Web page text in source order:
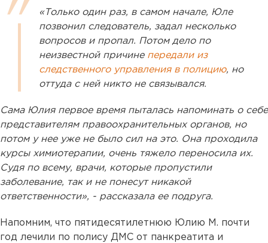
«Только один раз, в самом начале, Юле
позвонил следователь, задал несколько
вопросов и пропал. Потом дело по
неизвестной причинепередали из
следственного управления в полицию, но
оттуда с ней никто не связывался.
Сама Юлия первое время пыталась напоминать о себе
представителям правоохранительных органов, но
потом у нее уже не было сил на это. Она проходила
курсы химиотерапии, очень тяжело переносила их.
Судя по всему, врачи, которые пропустили
заболевание, так и не понесут никакой
ответственности», - рассказала ее подруга.
Напомним, что пятидесятилетнюю Юлию М. почти
год лечили по полису ДМС от панкреатита и